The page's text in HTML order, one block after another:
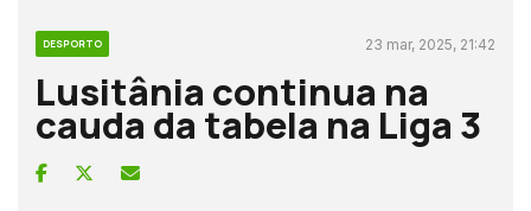
DESPORTO 23 mar, 2025, 21:42
Lusitânia continua na
cauda da tabela na Liga 3